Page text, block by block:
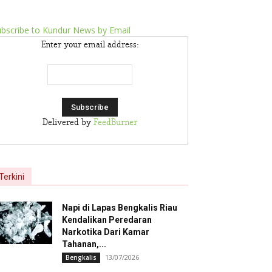
to Kundur News by Email
Enter your email address:
Delivered by FeedBurner
Napi di Lapas Bengkalis Riau
Kendalikan Peredaran
Narkotika Dari Kamar
Tahanan,...
Bengkalis 13/07/2026